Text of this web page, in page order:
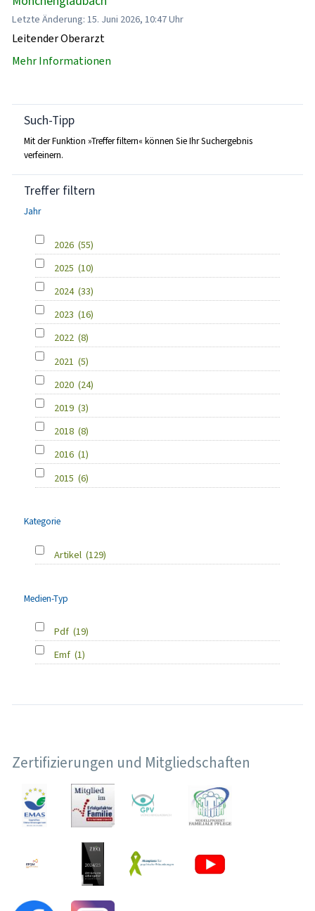
Letzte Änderung: 15. Juni 2026, 10:47 Uhr
Leitender Oberarzt
Mehr Informationen
Such-Tipp
Mit der Funktion »Treffer filtern« können Sie Ihr Suchergebnis
verfeinern.
Treffer filtern
Jahr
2026 (55)
2025 (10)
2024 (33)
2023 (16)
2022 (8)
2021 (5)
2020 (24)
2019 (3)
2018 (8)
2016 (1)
2015 (6)
Kategorie
Artikel (129)
Medien-Typ
Pdf (19)
Emf (1)
Zertifizierungen und Mitgliedschaften